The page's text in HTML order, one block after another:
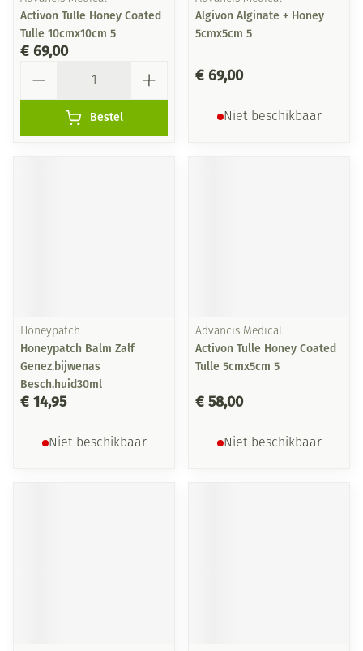
Activon Tulle Honey Coated
Tulle 10cmx10cm 5
€ 69,00
Bestel
Algivon Alginate + Honey
5cmx5cm 5
€ 69,00
Niet beschikbaar
Honeypatch
Honeypatch Balm Zalf
Genez.bijwenas
Besch.huid30ml
€ 14,95
Niet beschikbaar
Advancis Medical
Activon Tulle Honey Coated
Tulle 5cmx5cm 5
€ 58,00
Niet beschikbaar